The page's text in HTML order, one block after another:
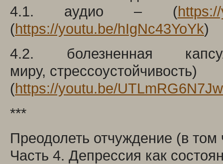
4.1. аудио – (
(https://youtu.be/hIgNc43YoYk)
4.2. болезненная
миру, стрессоустойчивость)
(https://youtu.be/UTLmRG6N7Jw
***
Преодолеть отчуждение (в
Часть 4. Депрессия как